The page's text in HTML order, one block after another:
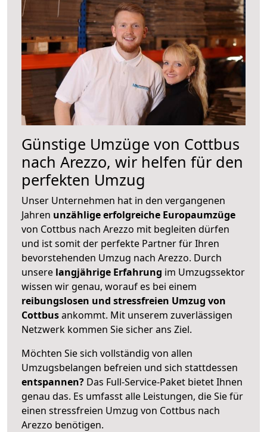
Günstige Umzüge von Cottbus
nach Arezzo, wir helfen für den
perfekten Umzug
Unser Unternehmen hat in den vergangenen
Jahren unzählige erfolgreiche Europaumzüge
von Cottbus nach Arezzo mit begleiten dürfen
und ist somit der perfekte Partner für Ihren
bevorstehenden Umzug nach Arezzo. Durch
unsere langjährige Erfahrung im Umzugssektor
wissen wir genau, worauf es bei einem
reibungslosen und stressfreien Umzug von
Cottbusankommt. Mit unserem zuverlässigen
Netzwerk kommen Sie sicher ans Ziel.
Möchten Sie sich vollständig von allen
Umzugsbelangen befreien und sich stattdessen
entspannen? Das Full-Service-Paket bietet Ihnen
genau das. Es umfasst alle Leistungen, die Sie für
einen stressfreien Umzug von Cottbus nach
Arezzo benötigen.